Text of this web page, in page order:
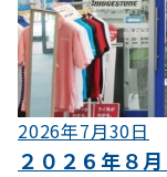
シ
ョ
ン
2026年7月30日
２０２６年８